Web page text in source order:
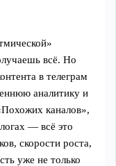
всё. Но
в телеграм
аналитику и
каналов»,
— всё это
скорости роста,
уже не только